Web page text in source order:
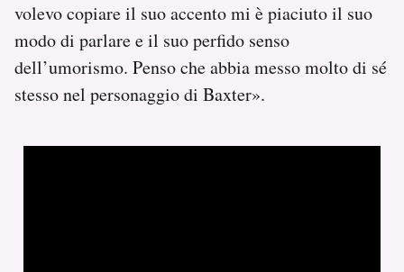
volevo copiare il suo accento mi è piaciuto il suo
modo di parlare e il suo perfido senso
dell’umorismo. Penso che abbia messo molto di sé
stesso nel personaggio di Baxter».